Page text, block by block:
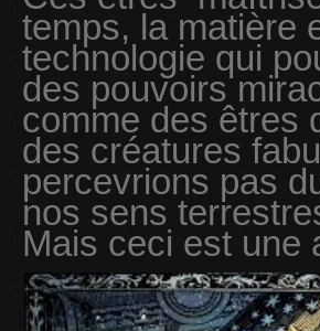
temps, la matière
technologie qui
des pouvoirs
comme des êtres
des créatures
percevrions pas
nos sens
Mais ceci est une